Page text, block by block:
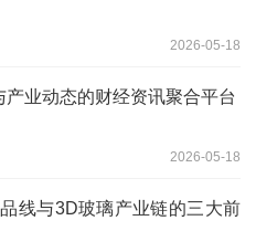
2026-05-18
业动态的财经资讯聚合平台
2026-05-18
线与3D玻璃产业链的三大前